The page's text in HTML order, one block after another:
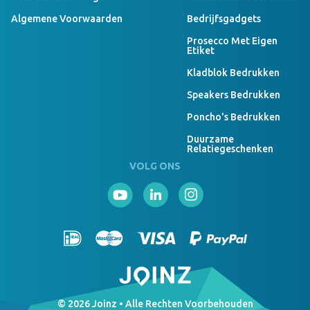
Je kan bij Joinz jouw teddyberen al laten bedrukken vanaf €2,46
per stuk inclusief bedrukking. Een voordelig en attent
Algemene Voorwaarden
Bedrijfsgadgets
Prosecco Met Eigen
Etiket
Kladblok Bedrukken
Speakers Bedrukken
Poncho's Bedrukken
Duurzame
Relatiegeschenken
VOLG ONS
© 2026 Joinz • Alle Rechten Voorbehouden